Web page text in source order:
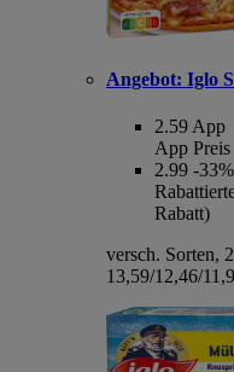
Angebot: Iglo
2.59 App
App
2.99 -33%
Rabatt)
versch. Sorten,
13,59/12,46/